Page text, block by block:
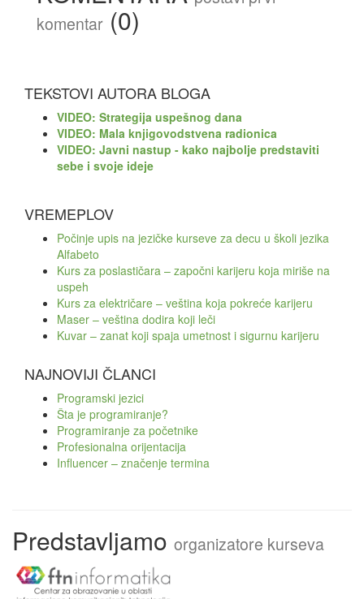
komentar (0)
TEKSTOVI AUTORA BLOGA
VIDEO: Strategija uspešnog dana
VIDEO: Mala knjigovodstvena radionica
VIDEO: Javni nastup - kako najbolje predstaviti
sebe i svoje ideje
VREMEPLOV
Počinje upis na jezičke kurseve za decu u školi jezika
Alfabeto
Kurs za poslastičara – započni karijeru koja miriše na
uspeh
Kurs za električare – veština koja pokreće karijeru
Maser – veština dodira koji leči
Kuvar – zanat koji spaja umetnost i sigurnu karijeru
NAJNOVIJI ČLANCI
Programski jezici
Šta je programiranje?
Programiranje za početnike
Profesionalna orijentacija
Influencer – značenje termina
Predstavljamo organizatore kurseva